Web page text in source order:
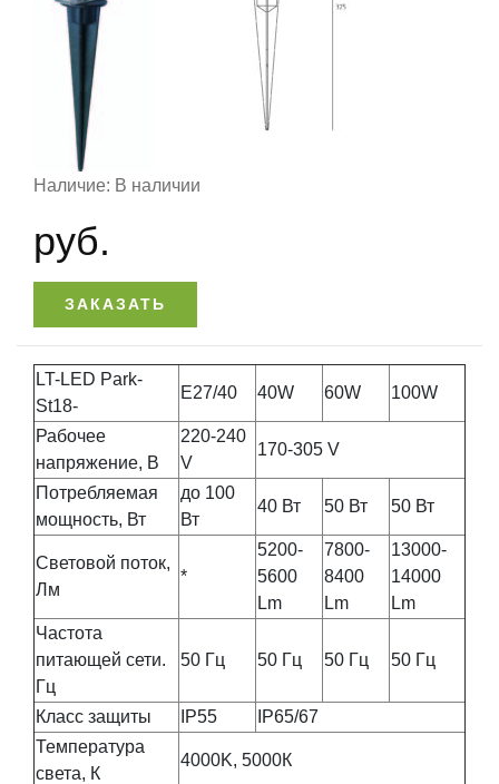
Наличие: В наличии
руб.
ЗАКАЗАТЬ
LT-LED Park-
St18-
Е27/40 40W 60W 100W
Рабочее
напряжение, В
220-240
V
170-305 V
Потребляемая
мощность, Вт
до 100
Вт
40 Вт 50 Вт 50 Вт
Световой поток,
Лм
*
5200-
5600
Lm
7800-
8400
Lm
13000-
14000
Lm
Частота
питающей сети.
Гц
50 Гц 50 Гц 50 Гц 50 Гц
Класс защиты IP55
IP65/67
Температура
света, К
4000K, 5000К